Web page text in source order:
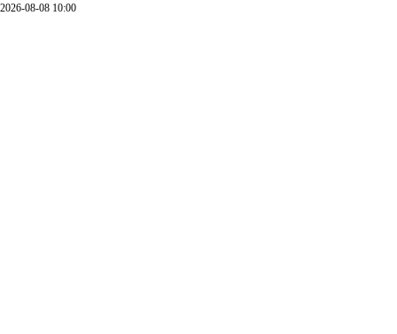
2026-08-08 10:00